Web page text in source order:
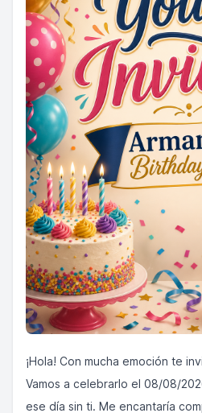
¡Hola! Con mucha emoción te
Vamos a celebrarlo el 08/08/
ese día sin ti. Me encantaría